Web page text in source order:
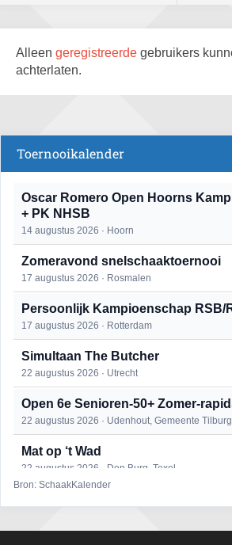
Alleen geregistreerde gebruikers
achterlaten.
Toernooikalender
Oscar Romero Open Hoorns
+ PK NHSB
14 augustus 2026 · Hoorn
Zomeravond snelschaaktoernooi
17 augustus 2026 · Rosmalen
Persoonlijk Kampioenschap RSB/
17 augustus 2026 · Rotterdam
Simultaan The Butcher
22 augustus 2026 · Utrecht
Open 6e Senioren-50+ Zomer-
22 augustus 2026 · Udenhout, Gemeente Tilburg
Mat op ‘t Wad
22 augustus 2026 · Den Burg, Texel
Bron: SchaakKalender